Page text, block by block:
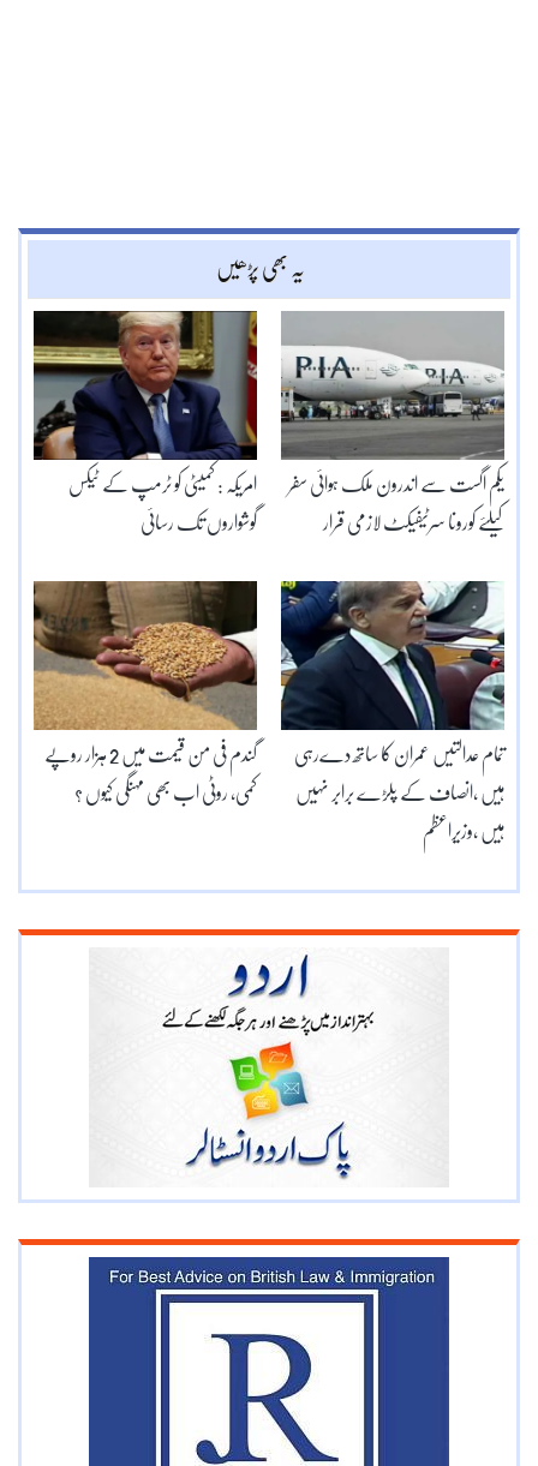
یہ بھی پڑھیں
امریکہ : کمیٹی کو ٹرمپ کے ٹیکس
گوشواروں تک رسائی
یکم اگست سے اندرون ملک ہوائی سفر
کیلئے کورونا سرٹیفیکٹ لازمی قرار
گندم فی من قیمت میں 2 ہزار روپے
کمی، روٹی اب بھی مہنگی کیوں ؟
تمام عدالتیں عمران کا ساتھ دےرہی
ہیں ،انصاف کے پلڑے برابر نہیں
ہیں ،وزیراعظم